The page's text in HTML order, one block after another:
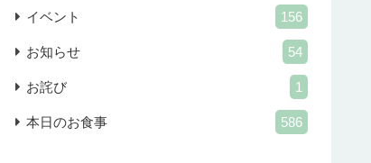
イベント 156
お知らせ 54
お詫び 1
本日のお食事 586